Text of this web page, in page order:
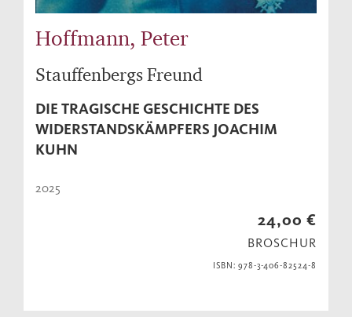
Hoffmann, Peter
Stauffenbergs Freund
DIE TRAGISCHE GESCHICHTE DES
WIDERSTANDSKÄMPFERS JOACHIM
KUHN
2025
24,00 €
BROSCHUR
ISBN: 978-3-406-82524-8